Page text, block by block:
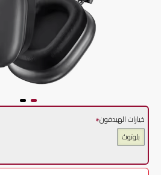
خيارات الهيدفون
بلوتوث